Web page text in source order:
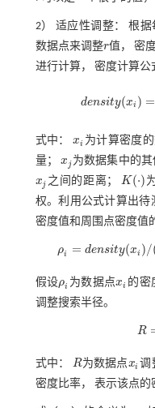
2） 适应性调整： 根
数据点来调整r
r值， 密
进行计算， 密度计算公
density(xi ) =
density(xi)=∑ j=1n
式中：xi
xi 为计算密度
量； x j
xj 为数据集中的
xj
xj 之间的距离；K(⋅)
K(⋅)
权。利用公式计算出待
密度值和周围点密度值
ρi = density(xi )/
ρi= de nsity(xi)/(den sit
假设ρi
ρi 为数据点xi
xi 的密
调整搜索半径。
R
R= r
式中： R
R 为数据点xi
xi 调
密度比率， 表示该点的